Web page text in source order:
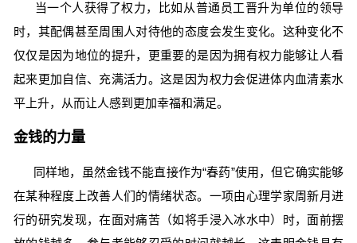
当一个人获得了权力，比如从普通员工晋升为单位的领导
时，其配偶甚至周围人对待他的态度会发生变化。这种变化不
仅仅是因为地位的提升，更重要的是因为拥有权力能够让人看
起来更加自信、充满活力。这是因为权力会促进体内血清素水
平上升，从而让人感到更加幸福和满足。
金钱的力量
同样地，虽然金钱不能直接作为“春药”使用，但它确实能够
在某种程度上改善人们的情绪状态。一项由心理学家周新月进
行的研究发现，在面对痛苦（如将手浸入冰水中）时，面前摆